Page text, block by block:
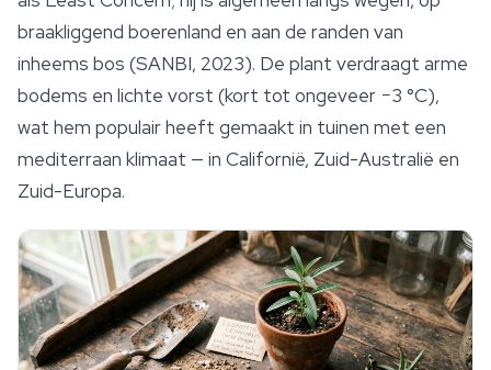
braakliggend boerenland en aan de randen van
inheems bos (SANBI, 2023). De plant verdraagt arme
bodems en lichte vorst (kort tot ongeveer −3 °C),
wat hem populair heeft gemaakt in tuinen met een
mediterraan klimaat — in Californië, Zuid-Australië en
Zuid-Europa.